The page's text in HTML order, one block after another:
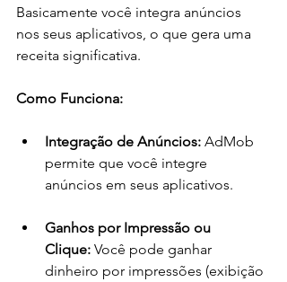
Basicamente você integra anúncios
nos seus aplicativos, o que gera uma
receita significativa.
Como Funciona:
Integração de Anúncios: AdMob
permite que você integre
anúncios em seus aplicativos.
Ganhos por Impressão ou
Clique: Você pode ganhar
dinheiro por impressões (exibição